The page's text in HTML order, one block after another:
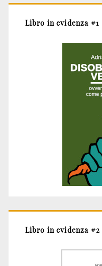
Libro in evidenza #1
Libro in evidenza #2